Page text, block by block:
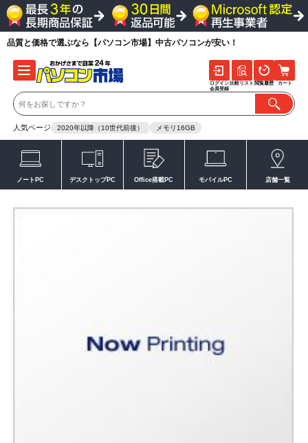
品質と価格で選ぶなら【パソコン市場】中古パソコンが安い！
人気ページ 2020年以降（10世代前後） メモリ16GB
ログイン
会員登録
比較リスト 閲覧履歴 カート
ノートPC デスクトップPC Office搭載PC モバイルPC 店舗一覧